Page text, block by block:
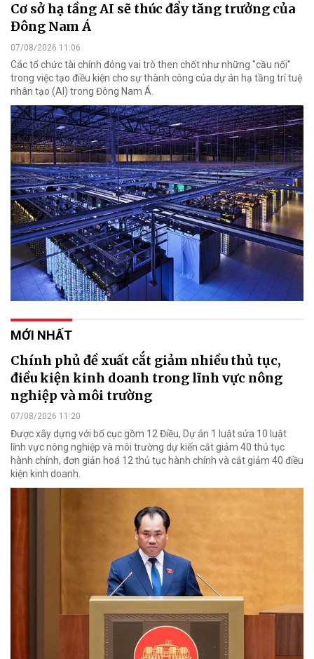
Cơ sở hạ tầng AI sẽ thúc đẩy tăng trưởng của
Đông Nam Á
07/08/2026 11:06
Các tổ chức tài chính đóng vai trò then chốt như những "cầu nối"
trong việc tạo điều kiện cho sự thành công của dự án hạ tầng trí tuệ
nhân tạo (AI) trong Đông Nam Á.
MỚI NHẤT
Chính phủ đề xuất cắt giảm nhiều thủ tục,
điều kiện kinh doanh trong lĩnh vực nông
nghiệp và môi trường
07/08/2026 11:20
Được xây dựng với bố cục gồm 12 Điều, Dự án 1 luật sửa 10 luật
lĩnh vực nông nghiệp và môi trường dự kiến cắt giảm 40 thủ tục
hành chính, đơn giản hoá 12 thủ tục hành chính và cắt giảm 40 điều
kiện kinh doanh.